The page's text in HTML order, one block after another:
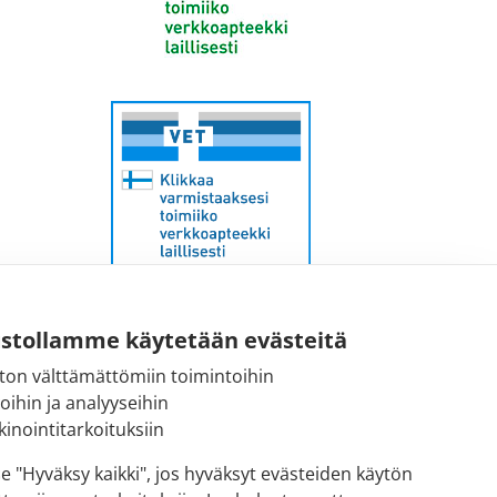
käytetään evästeitä
välttämättömiin toimintoihin
ja analyyseihin
"Hyväksy kaikki", jos hyväksyt evästeiden käytön
Sähköpostiosoite:
kirjaamo@fimea.fi
Fimean vaihde: